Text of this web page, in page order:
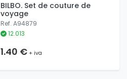
BILBO. Set de couture de
voyage
Ref. A94879
12.013
1.40 €+ iva